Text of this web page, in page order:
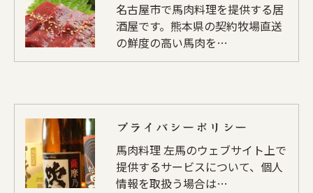
名古屋市で馬肉料理を提供する居
酒屋です。熊本県の契約牧場直送
の鮮度の高い馬肉を…
プライバシーポリシー
馬肉料理 左馬のウェブサイト上で
提供するサービスについて、個人
情報を取扱う場合は…